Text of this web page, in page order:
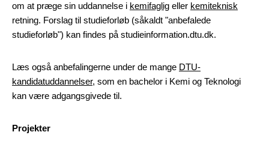
om at præge sin uddannelse i kemifaglig eller kemiteknisk
retning. Forslag til studieforløb (såkaldt "anbefalede
studieforløb") kan findes på studieinformation.dtu.dk.
Læs også anbefalingerne under de mange DTU-
kandidatuddannelser, som en bachelor i Kemi og Teknologi
kan være adgangsgivede til.
Projekter